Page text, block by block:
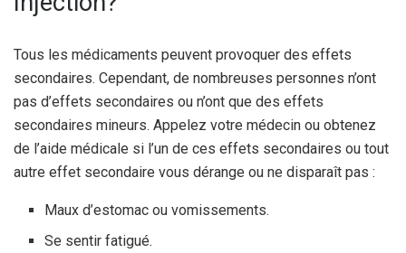
Tous les médicaments peuvent provoquer des effets
secondaires. Cependant, de nombreuses personnes n’ont
pas d’effets secondaires ou n’ont que des effets
secondaires mineurs. Appelez votre médecin ou obtenez
de l’aide médicale si l’un de ces effets secondaires ou tout
autre effet secondaire vous dérange ou ne disparaît pas :
Maux d’estomac ou vomissements.
Se sentir fatigué.